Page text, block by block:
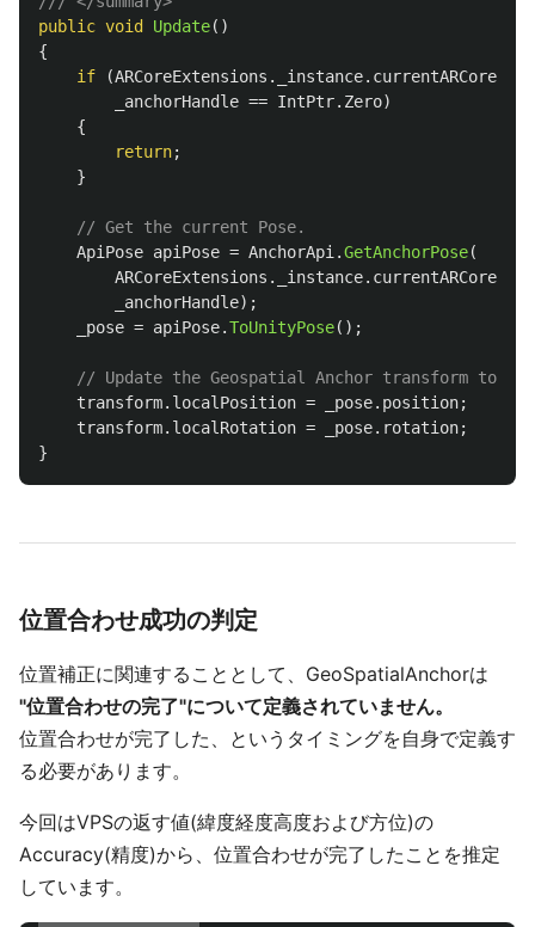
public void Update()
{
if
(ARCoreExtensions . _instance.
_anchorHandle == IntPtr. Zero)
{
return;
}
// Get the current Pose.
ApiPose apiPose = AnchorApi .GetAnchorPose(
ARCoreExtensions . _instance.
_anchorHandle);
_pose = apiPose.ToUnityPose();
// Update the Geospatial Anchor transform to
transform. localPosition = _pose. position;
transform. localRotation = _pose. rotation;
}
位置合わせ成功の判定
位置補正に関連することとして、GeoSpatialAnchorは
"位置合わせの完了"について定義されていません。
位置合わせが完了した、というタイミングを自身で定義す
る必要があります。
今回はVPSの返す値(緯度経度高度および方位)の
Accuracy(精度)から、位置合わせが完了したことを推定
しています。